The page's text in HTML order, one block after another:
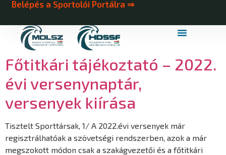
Belépés a Sportolói Portálra ⇒
Főtitkári tájékoztató – 2022.
évi versenynaptár,
versenyek kiírása
Tisztelt Sporttársak, 1/ A 2022.évi versenyek már
regisztrálhatóak a szövetségi rendszerben, azok a már
megszokott módon csak a szakágvezetői és a főtitkári